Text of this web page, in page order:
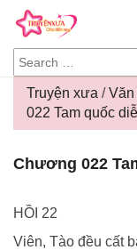
SEARCH
FOR:
Truyện xưa /Văn
022 Tam quốc
Chương 022
HỒI 22
Viên, Tào đều cất